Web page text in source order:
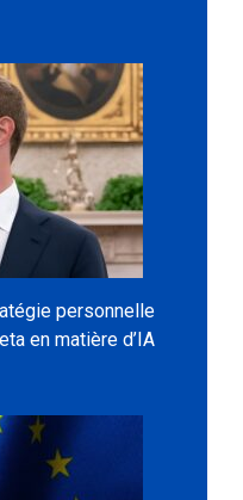
personnelle
en matière d’IA